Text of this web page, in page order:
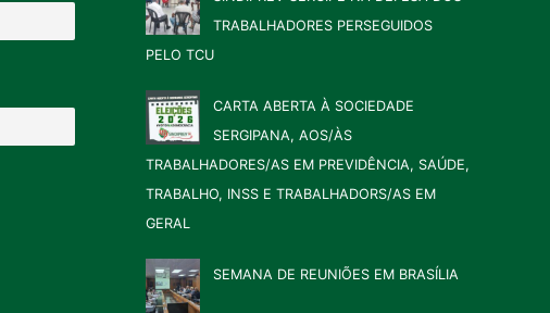
TRABALHADORES PERSEGUIDOS
PELO TCU
CARTA ABERTA À SOCIEDADE
SERGIPANA, AOS/ÀS
TRABALHADORES/AS EM PREVIDÊNCIA, SAÚDE,
TRABALHO, INSS E TRABALHADORS/AS EM
GERAL
SEMANA DE REUNIÕES EM BRASÍLIA